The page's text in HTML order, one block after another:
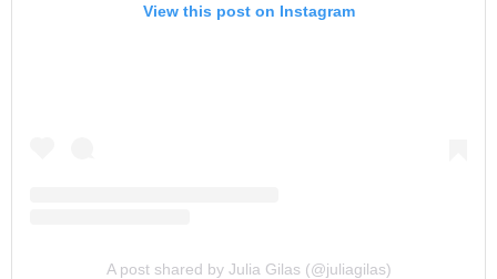
View this post on Instagram
A post shared by Julia Gilas (@juliagilas)